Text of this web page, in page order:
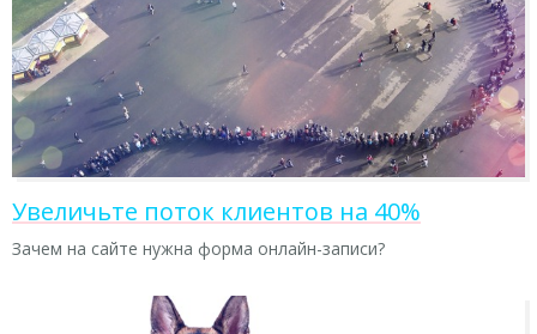
Увеличьте поток клиентов на 40%
Зачем на сайте нужна форма онлайн-записи?